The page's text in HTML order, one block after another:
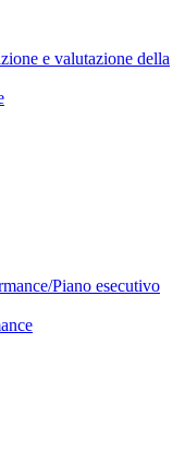
e valutazione della
Piano esecutivo